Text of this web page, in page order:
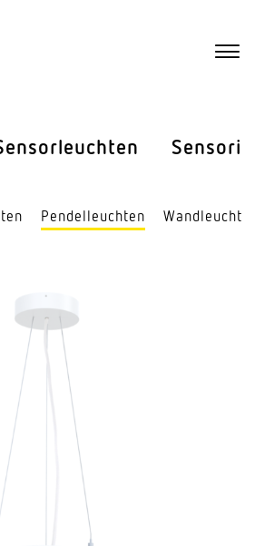
Sensorik
Pendel­leuchten